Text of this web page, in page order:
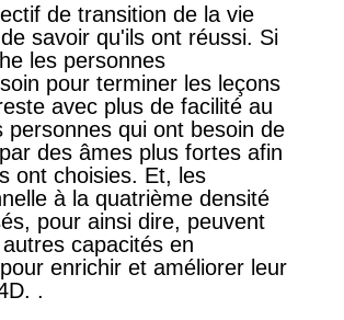
de transition de la vie
savoir qu'ils ont réussi. Si
les personnes
pour terminer les leçons
avec plus de facilité au
qui ont besoin de
des âmes plus fortes afin
ont choisies. Et, les
à la quatrième densité
pour ainsi dire, peuvent
capacités en
enrichir et améliorer leur
.